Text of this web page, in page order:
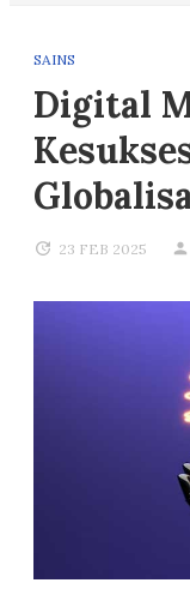
SAINS
Digital
23 FEB 2025